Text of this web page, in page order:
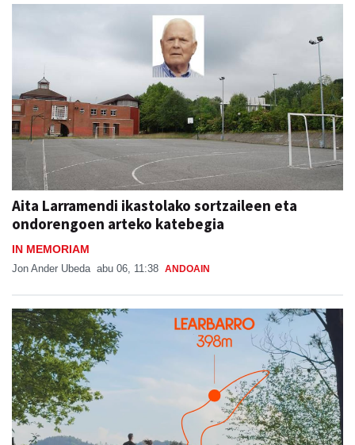
Aita Larramendi ikastolako sortzaileen eta
ondorengoen arteko katebegia
IN MEMORIAM
Jon Ander Ubeda abu 06, 11:38 ANDOAIN